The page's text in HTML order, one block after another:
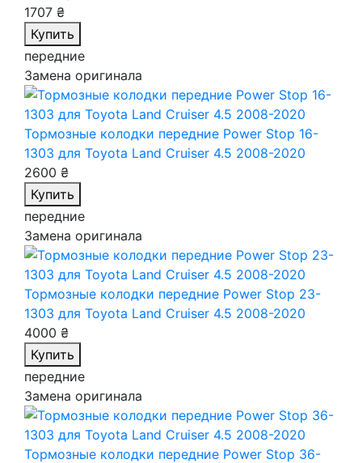
1707 ₴
Купить
передние
Замена оригинала
Тормозные колодки передние Power Stop 16-
1303 для Toyota Land Cruiser 4.5 2008-2020
2600 ₴
Купить
передние
Замена оригинала
Тормозные колодки передние Power Stop 23-
1303 для Toyota Land Cruiser 4.5 2008-2020
4000 ₴
Купить
передние
Замена оригинала
Тормозные колодки передние Power Stop 36-